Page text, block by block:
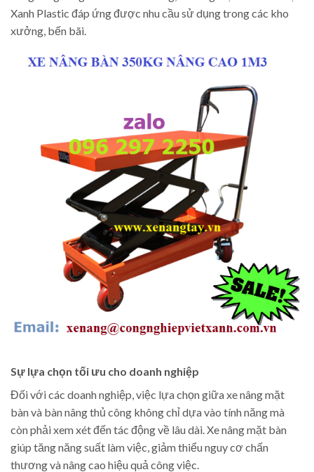
Xanh Plastic đáp ứng được nhu cầu sử dụng trong các kho
xưởng, bến bãi.
Sự lựa chọn tối ưu cho doanh nghiệp
Đối với các doanh nghiệp, việc lựa chọn giữa xe nâng mặt
bàn và bàn nâng thủ công không chỉ dựa vào tính năng mà
còn phải xem xét đến tác động về lâu dài. Xe nâng mặt bàn
giúp tăng năng suất làm việc, giảm thiểu nguy cơ chấn
thương và nâng cao hiệu quả công việc.